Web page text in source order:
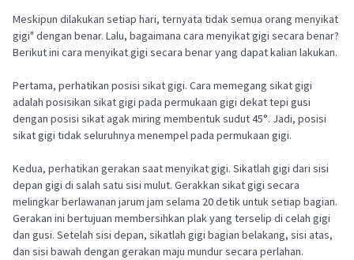
Meskipun dilakukan setiap hari, ternyata tidak semua orang menyikat
gigi" dengan benar. Lalu, bagaimana cara menyikat gigi secara benar?
Berikut ini cara menyikat gigi secara benar yang dapat kalian lakukan.
Pertama, perhatikan posisi sikat gigi. Cara memegang sikat gigi
adalah posisikan sikat gigi pada permukaan gigi dekat tepi gusi
dengan posisi sikat agak miring membentuk sudut 45°. Jadi, posisi
sikat gigi tidak seluruhnya menempel pada permukaan gigi.
Kedua, perhatikan gerakan saat menyikat gigi. Sikatlah gigi dari sisi
depan gigi di salah satu sisi mulut. Gerakkan sikat gigi secara
melingkar berlawanan jarum jam selama 20 detik untuk setiap bagian.
Gerakan ini bertujuan membersihkan plak yang terselip di celah gigi
dan gusi. Setelah sisi depan, sikatlah gigi bagian belakang, sisi atas,
dan sisi bawah dengan gerakan maju mundur secara perlahan.